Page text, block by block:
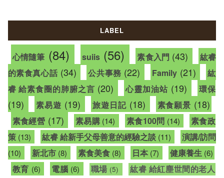
LABEL
心情隨筆 (84) suiis (56) 素食入門 (43)
紘睿
的素食真心話 (34) 公共事務 (22) Family (21)
紘
睿 給素食圈的肺腑之言 (20) 心靈加油站 (19) 環保
(19) 素易遊 (19) 旅遊日記 (18) 素食願景 (18)
素食經營 (17) 素易購 (14) 素食100問 (14)
素食政
策 (13) 紘睿 給新手父母善意的經驗之談 (11) 演講/訪問
(10) 新北市 (8) 素食美食 (8) 日本 (7) 健康養生 (6)
教育 (6) 電腦 (6) 職場 (5)
紘睿 給紅塵世間的老人